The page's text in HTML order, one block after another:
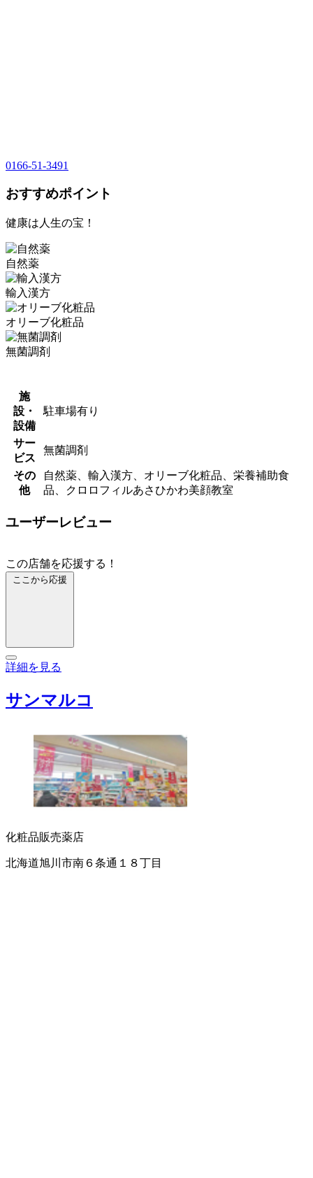
0166-51-3491
おすすめポイント
健康は人生の宝！
自然薬
輸入漢方
オリーブ化粧品
無菌調剤
施
設・
設備
駐車場有り
サー
ビス
無菌調剤
その
他
自然薬、輸入漢方、オリーブ化粧品、栄養補助食
品、クロロフィルあさひかわ美顔教室
ユーザーレビュー
この店舗を応援する！
ここから応援
詳細を見る
サンマルコ
化粧品販売薬店
北海道旭川市南６条通１８丁目